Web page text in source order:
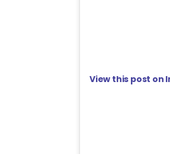
View this post on